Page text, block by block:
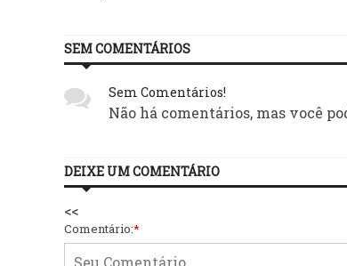
SEM COMENTÁRIOS
Sem Comentários!
Não há comentários, mas você
DEIXE UM COMENTÁRIO
<<
Comentário:*